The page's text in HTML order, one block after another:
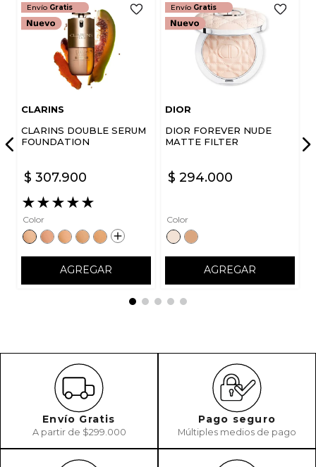
Envío Gratis
CLARINS
CLARINS DOUBLE SERUM
FOUNDATION
$ 307.900
★★★★★
Color
AGREGAR
Envío Gratis
DIOR
DIOR FOREVER NUDE
MATTE FILTER
$ 294.000
Color
AGREGAR
Envío Gratis
A partir de $299.000
Pago seguro
Múltiples medios de pago